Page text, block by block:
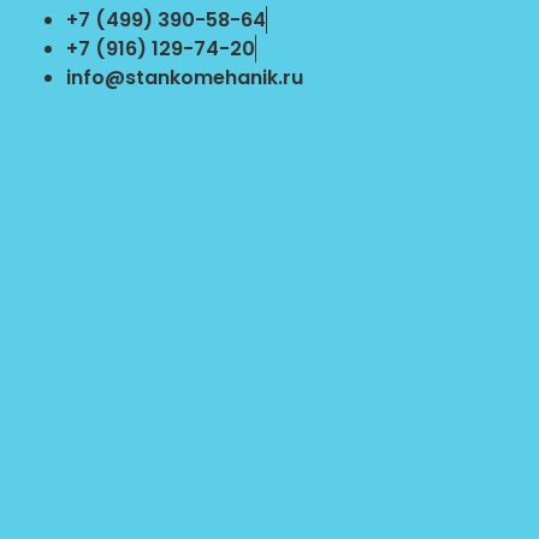
Перейти
содержимому
+7 (499) 390-58-64
+7 (916) 129-74-20
info@stankomehanik.ru